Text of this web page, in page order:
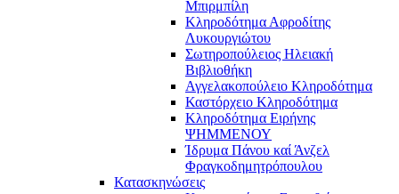
Μπιρμπίλη
Κληροδότημα Αφροδίτης
Λυκουργιώτου
Σωτηροπούλειος Ηλειακή
Βιβλιοθήκη
Αγγελακοπούλειο Κληροδότημα
Καστόρχειο Κληροδότημα
Κληροδότημα Ειρήνης
ΨΗΜΜΕΝΟΥ
Ίδρυμα Πάνου καί Άνζελ
Φραγκοδημητρόπουλου
Κατασκηνώσεις